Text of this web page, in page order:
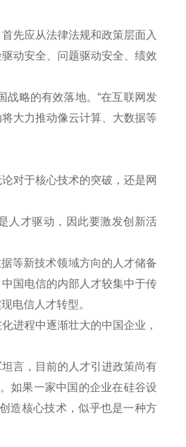
先应从法律法规和政策层面入
动安全、问题驱动安全、绩效
略的有效落地。“在互联网发
大力推动像云计算、大数据等
对于核心技术的突破，还是网
人才驱动，因此要激发创新活
等新技术领域方向的人才储备
国电信的内部人才较集中于传
电信人才转型。
进程中逐渐壮大的中国企业，
言，目前的人才引进政策尚有
如果一家中国的企业在硅谷设
造核心技术，似乎也是一种方